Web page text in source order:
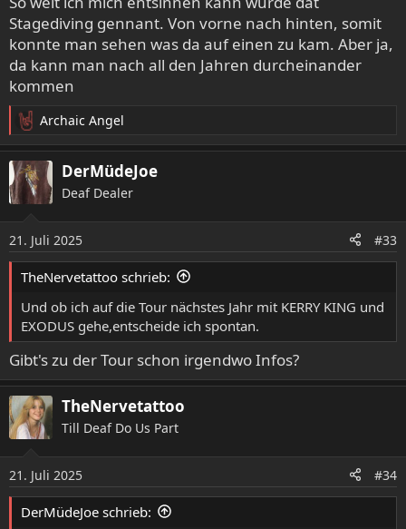
Stagediving gennant. Von vorne nach hinten, somit
konnte man sehen was da auf einen zu kam. Aber ja,
da kann man nach all den Jahren durcheinander
kommen
R
e
a
k
t
n
e
Archaic Angel
DerMüdeJoe
Deaf Dealer
21. Juli 2025 #33
TheNervetattoo schrieb:
Und ob ich auf die Tour nächstes Jahr mit KERRY KING und
EXODUS gehe,entscheide ich spontan.
Gibt's zu der Tour schon irgendwo Infos?
TheNervetattoo
Till Deaf Do Us Part
21. Juli 2025 #34
DerMüdeJoe schrieb: